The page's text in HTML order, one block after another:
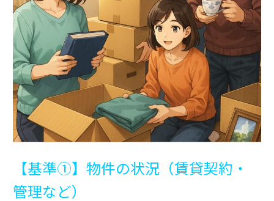
【基準①】物件の状況（賃貸契約・
管理など）